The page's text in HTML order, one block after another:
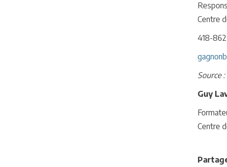
Centre
418-
Source :
Guy
Centre